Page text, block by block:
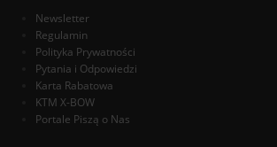
Newsletter
Regulamin
Polityka Prywatności
Pytania i Odpowiedzi
Karta Rabatowa
KTM X-BOW
Portale Piszą o Nas